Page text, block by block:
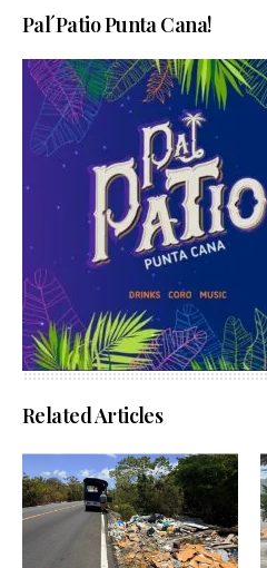
Pal´Patio Punta Cana!
Related Articles